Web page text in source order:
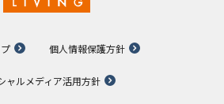
個人情報保護方針
ャルメディア活用方針